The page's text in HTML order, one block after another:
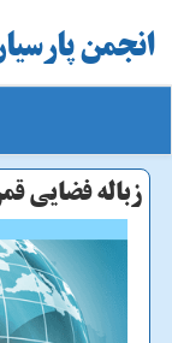
انجمن
زباله فضایی